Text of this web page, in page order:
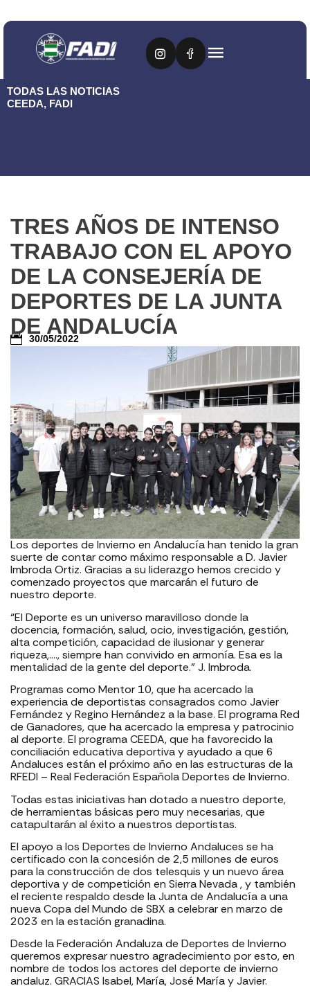
TODAS LAS NOTICIAS
CEEDA, FADI
TRES AÑOS DE INTENSO
TRABAJO CON EL APOYO
DE LA CONSEJERÍA DE
DEPORTES DE LA JUNTA
DE ANDALUCÍA
30/05/2022
Los deportes de Invierno en Andalucía han tenido la gran
suerte de contar como máximo responsable a D. Javier
Imbroda Ortiz. Gracias a su liderazgo hemos crecido y
comenzado proyectos que marcarán el futuro de
nuestro deporte.
“El Deporte es un universo maravilloso donde la
docencia, formación, salud, ocio, investigación, gestión,
alta competición, capacidad de ilusionar y generar
riqueza,…., siempre han convivido en armonía. Esa es la
mentalidad de la gente del deporte.” J. Imbroda.
Programas como Mentor 10, que ha acercado la
experiencia de deportistas consagrados como Javier
Fernández y Regino Hernández a la base. El programa Red
de Ganadores, que ha acercado la empresa y patrocinio
al deporte. El programa CEEDA, que ha favorecido la
conciliación educativa deportiva y ayudado a que 6
Andaluces están el próximo año en las estructuras de la
RFEDI – Real Federación Española Deportes de Invierno.
Todas estas iniciativas han dotado a nuestro deporte,
de herramientas básicas pero muy necesarias, que
catapultarán al éxito a nuestros deportistas.
El apoyo a los Deportes de Invierno Andaluces se ha
certificado con la concesión de 2,5 millones de euros
para la construcción de dos telesquis y un nuevo área
deportiva y de competición en Sierra Nevada , y también
el reciente respaldo desde la Junta de Andalucía a una
nueva Copa del Mundo de SBX a celebrar en marzo de
2023 en la estación granadina.
Desde la Federación Andaluza de Deportes de Invierno
queremos expresar nuestro agradecimiento por esto, en
nombre de todos los actores del deporte de invierno
andaluz. GRACIAS Isabel, María, José María y Javier.